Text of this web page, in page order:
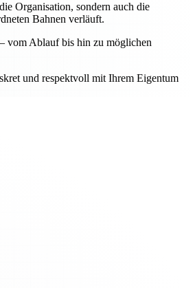
Organisation, sondern auch die
Bahnen verläuft.
vom Ablauf bis hin zu möglichen
und respektvoll mit Ihrem Eigentum